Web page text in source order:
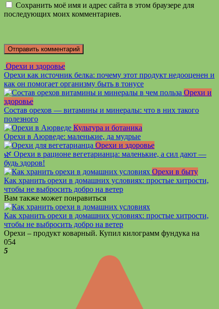
Сохранить моё имя и адрес сайта в этом браузере для
последующих моих комментариев.
Орехи и здоровье
Орехи как источник белка: почему этот продукт недооценен и
как он помогает организму быть в тонусе
Орехи и
здоровье
Состав орехов — витамины и минералы: что в них такого
полезного
Культура и ботаника
Орехи в Аюрведе: маленькие, да мудрые
Орехи и здоровье
🌿 Орехи в рационе вегетарианца: маленькие, а сил дают —
будь здоров!
Орехи в быту
Как хранить орехи в домашних условиях: простые хитрости,
чтобы не выбросить добро на ветер
Вам также может понравиться
Как хранить орехи в домашних условиях: простые хитрости,
чтобы не выбросить добро на ветер
Орехи – продукт коварный. Купил килограмм фундука на
054
5